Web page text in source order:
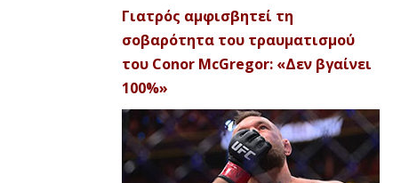
Γιατρός αμφισβητεί τη
σοβαρότητα του τραυματισμού
του Conor McGregor: «Δεν βγαίνει
100%»